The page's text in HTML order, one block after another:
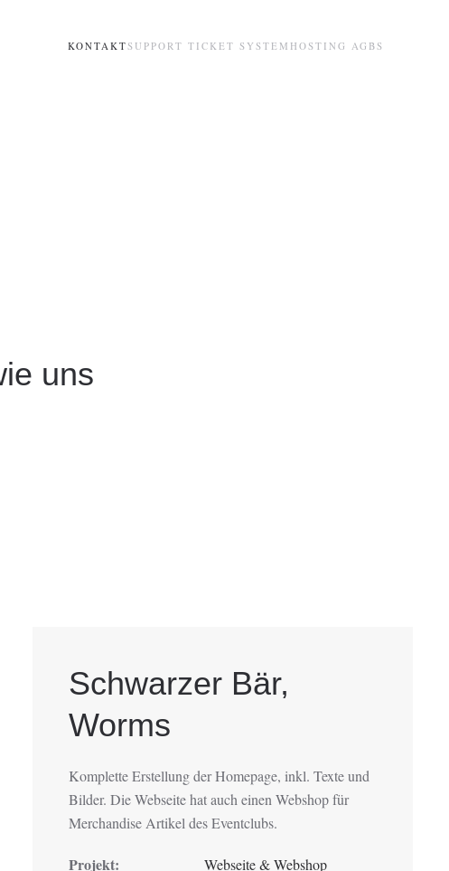
KONTAKTSUPPORT TICKET SYSTEM HOSTING AGBS
uns
Schwarzer Bär,
Worms
Komplette Erstellung der Homepage, inkl. Texte und
Bilder. Die Webseite hat auch einen Webshop für
Merchandise Artikel des Eventclubs.
Projekt: Webseite & Webshop